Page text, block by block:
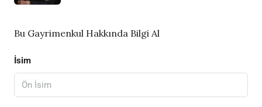
Bu Gayrimenkul Hakkında Bilgi Al
İsim